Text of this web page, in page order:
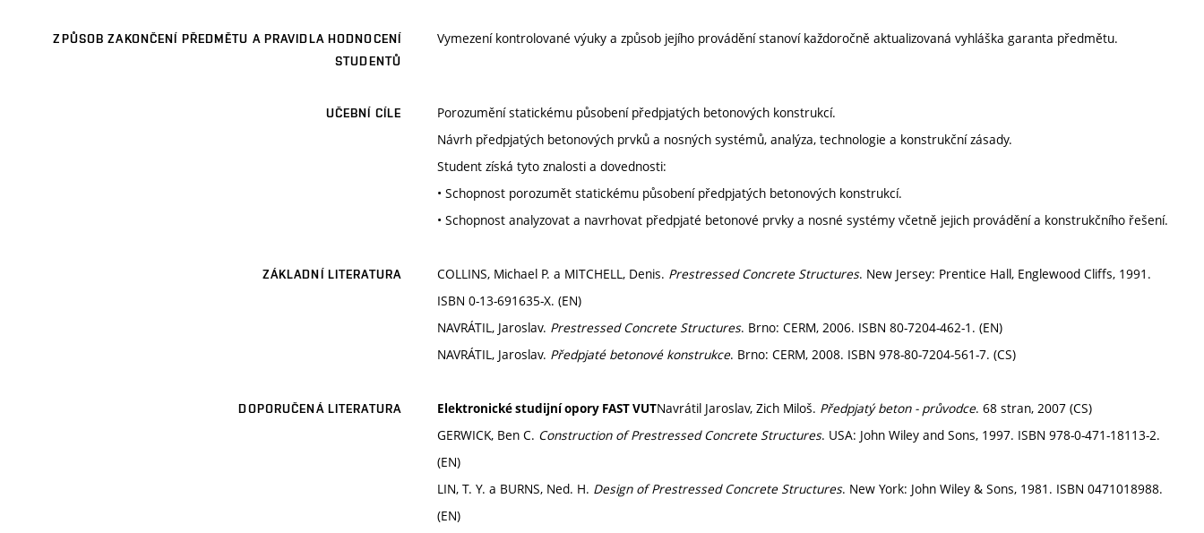
ZPŮSOB ZAKONČENÍ PŘEDMĚTU A PRAVIDLA HODNOCENÍ
STUDENTŮ
Vymezení kontrolované výuky a způsob jejího provádění stanoví každoročně aktualizovaná vyhláška garanta předmětu.
UČEBNÍ CÍLE
Porozumění statickému působení předpjatých betonových konstrukcí.
Návrh předpjatých betonových prvků a nosných systémů, analýza, technologie a konstrukční zásady.
Student získá tyto znalosti a dovednosti:
• Schopnost porozumět statickému působení předpjatých betonových konstrukcí.
• Schopnost analyzovat a navrhovat předpjaté betonové prvky a nosné systémy včetně jejich provádění a konstrukčního řešení.
ZÁKLADNÍ LITERATURA COLLINS, Michael P. a MITCHELL, Denis. Prestressed Concrete Structures. New Jersey: Prentice Hall, Englewood Cliffs, 1991.
ISBN 0-13-691635-X. (EN)
NAVRÁTIL, Jaroslav. Prestressed Concrete Structures. Brno: CERM, 2006. ISBN 80-7204-462-1. (EN)
NAVRÁTIL, Jaroslav. Předpjaté betonové konstrukce. Brno: CERM, 2008. ISBN 978-80-7204-561-7. (CS)
DOPORUČENÁ LITERATURA Elektronické studijní opory FAST VUTNavrátil Jaroslav, Zich Miloš. Předpjatý beton - průvodce. 68 stran, 2007 (CS)
GERWICK, Ben C. Construction of Prestressed Concrete Structures. USA: John Wiley and Sons, 1997. ISBN 978-0-471-18113-2.
(EN)
LIN, T. Y. a BURNS, Ned. H. Design of Prestressed Concrete Structures. New York: John Wiley & Sons, 1981. ISBN 0471018988.
(EN)